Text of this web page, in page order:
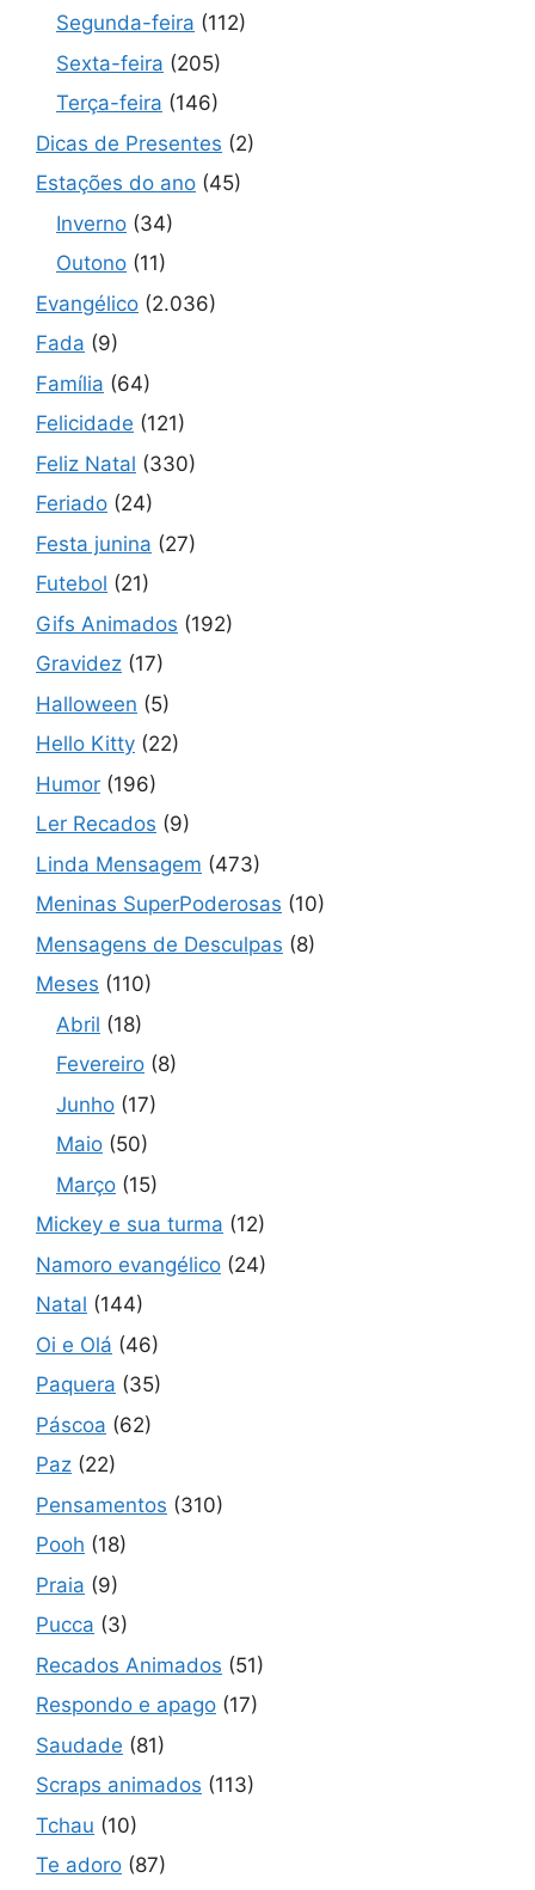
Segunda-feira (112)
Sexta-feira (205)
Terça-feira (146)
Dicas de Presentes (2)
Estações do ano (45)
Inverno (34)
Outono (11)
Evangélico (2.036)
Fada (9)
Família (64)
Felicidade (121)
Feliz Natal (330)
Feriado (24)
Festa junina (27)
Futebol (21)
Gifs Animados (192)
Gravidez (17)
Halloween (5)
Hello Kitty (22)
Humor (196)
Ler Recados (9)
Linda Mensagem (473)
Meninas SuperPoderosas (10)
Mensagens de Desculpas (8)
Meses (110)
Abril (18)
Fevereiro (8)
Junho (17)
Maio (50)
Março (15)
Mickey e sua turma (12)
Namoro evangélico (24)
Natal (144)
Oi e Olá (46)
Paquera (35)
Páscoa (62)
Paz (22)
Pensamentos (310)
Pooh (18)
Praia (9)
Pucca (3)
Recados Animados (51)
Respondo e apago (17)
Saudade (81)
Scraps animados (113)
Tchau (10)
Te adoro (87)